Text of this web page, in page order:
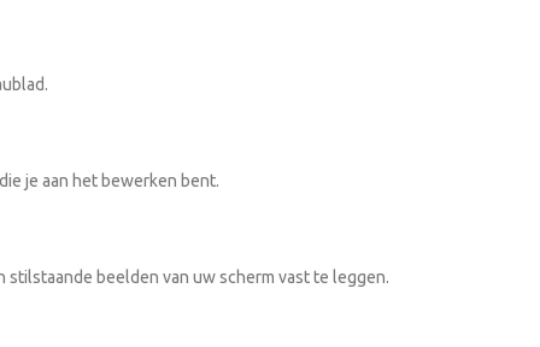
je aan het bewerken bent.
beelden van uw scherm vast te leggen.